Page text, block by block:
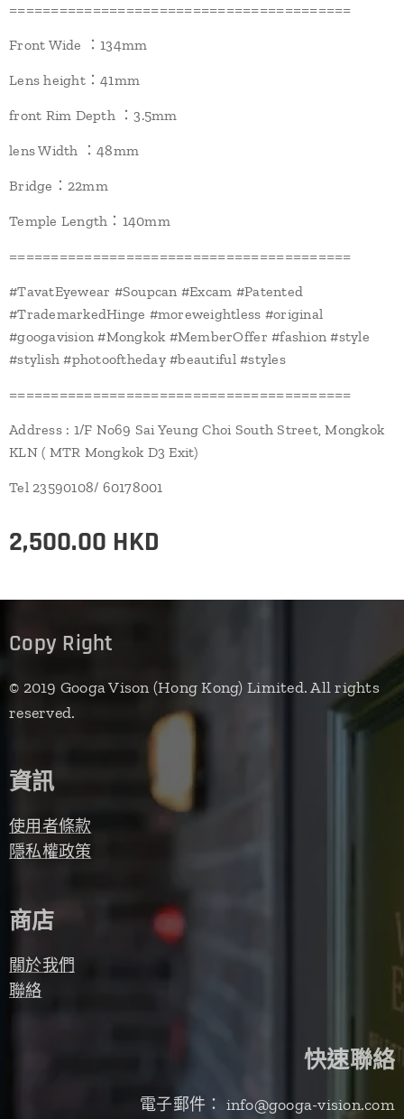
=========================================
Front Wide ：134mm
Lens height：41mm
front Rim Depth ：3.5mm
lens Width ：48mm
Bridge：22mm
Temple Length：140mm
=========================================
#TavatEyewear #Soupcan #Excam #Patented
#TrademarkedHinge #moreweightless #original
#googavision #Mongkok #MemberOffer #fashion #style
#stylish #photooftheday #beautiful #styles
=========================================
Address : 1/F No69 Sai Yeung Choi South Street, Mongkok
KLN ( MTR Mongkok D3 Exit)
Tel 23590108/ 60178001
2,500.00 HKD
Copy Right
© 2019 Googa Vison (Hong Kong) Limited. All rights
reserved.
資訊
使用者條款
隱私權政策
商店
關於我們
聯絡
快速聯絡
電子郵件： info@googa-vision.com